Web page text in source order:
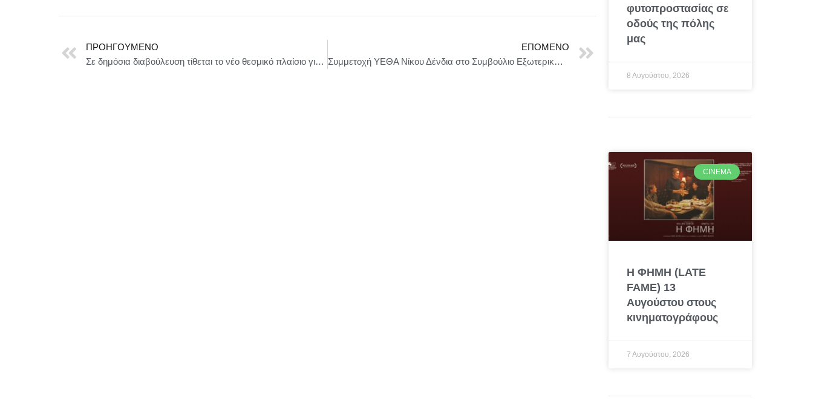
ΠΡΟΗΓΟΎΜΕΝΟ
Σε δημόσια διαβούλευση τίθεται το νέο θεσμικό πλαίσιο για την εφαρμογή του Ευρωπαϊκού Συμφώνου για τη Μετανάστευση και το Άσυλο
ΕΠΌΜΕΝΟ
Συμμετοχή ΥΕΘΑ Νίκου Δένδια στο Συμβούλιο Εξωτερικών Υποθέσεων της Ε.Ε. σε σύνθεση Υπουργών Άμυνας, στις Βρυξέλλες
φυτοπροστασίας σε
οδούς της πόλης
μας
8 Αυγούστου, 2026
CINEMA
Η ΦΗΜΗ (LATE
FAME) 13
Αυγούστου στους
κινηματογράφους
7 Αυγούστου, 2026